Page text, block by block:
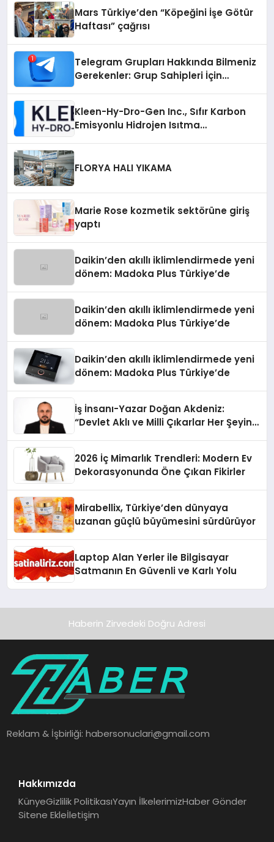
Mars Türkiye’den “Köpeğini İşe Götür
Haftası” çağrısı
Telegram Grupları Hakkında Bilmeniz
Gerekenler: Grup Sahipleri İçin
Kleen-Hy-Dro-Gen Inc., Sıfır Karbon
Emisyonlu Hidrojen Isıtma
FLORYA HALI YIKAMA
Marie Rose kozmetik sektörüne giriş
yaptı
Daikin’den akıllı iklimlendirmede yeni
dönem: Madoka Plus Türkiye’de
Daikin’den akıllı iklimlendirmede yeni
dönem: Madoka Plus Türkiye’de
Daikin’den akıllı iklimlendirmede yeni
dönem: Madoka Plus Türkiye’de
İş İnsanı-Yazar Doğan Akdeniz:
“Devlet Aklı ve Milli Çıkarlar Her Şeyin
2026 İç Mimarlık Trendleri: Modern Ev
Dekorasyonunda Öne Çıkan Fikirler
Mirabellix, Türkiye’den dünyaya
uzanan güçlü büyümesini sürdürüyor
Laptop Alan Yerler ile Bilgisayar
Satmanın En Güvenli ve Karlı Yolu
Haberin Zirvedeki Doğru Adresi
Reklam & İşbirliği:habersonuclari@gmail.com
Hakkımızda
KünyeGizlilik PolitikasıYayın İlkelerimizHaber Gönder
Sitene Ekleİletişim